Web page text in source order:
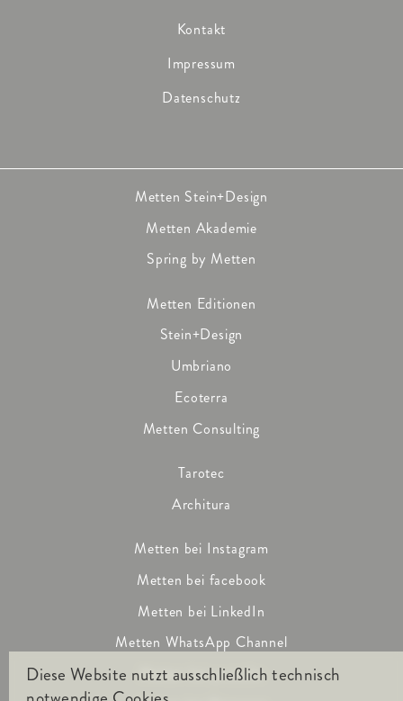
Kontakt
Impressum
Datenschutz
Metten Stein+Design
Metten Akademie
Spring by Metten
Metten Editionen
Stein+Design
Umbriano
Ecoterra
Metten Consulting
Tarotec
Architura
Metten bei Instagram
Metten bei facebook
Metten bei LinkedIn
Metten WhatsApp Channel
Metten bei youtube
Diese Website nutzt ausschließlich technisch